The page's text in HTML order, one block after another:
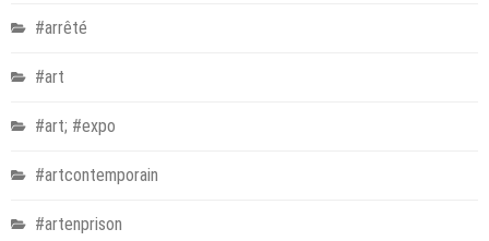
#arrêté
#art
#art; #expo
#artcontemporain
#artenprison